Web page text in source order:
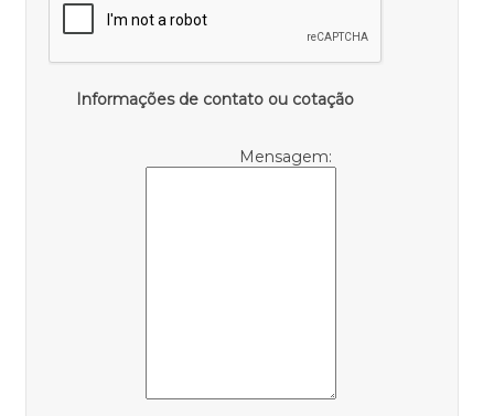
Informações de contato ou cotação
Mensagem: